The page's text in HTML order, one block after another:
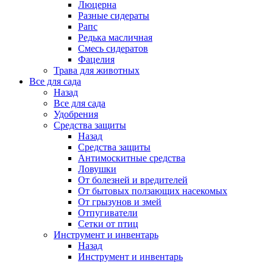
Люцерна
Разные сидераты
Рапс
Редька масличная
Смесь сидератов
Фацелия
Трава для животных
Все для сада
Назад
Все для сада
Удобрения
Средства защиты
Назад
Средства защиты
Антимоскитные средства
Ловушки
От болезней и вредителей
От бытовых ползающих насекомых
От грызунов и змей
Отпугиватели
Сетки от птиц
Инструмент и инвентарь
Назад
Инструмент и инвентарь